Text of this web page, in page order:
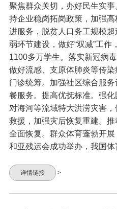
聚焦群众关切，办好民生实
持企业稳岗拓岗政策，加强
进服务，脱贫人口务工规模
弱环节建设，做好“双减”工作
1100多万学生。落实新冠病
做好流感、支原体肺炎等传
门诊统筹。加强社区综合服
餐服务。提高优抚标准。强
对海河等流域特大洪涝灾害
救援，加强灾后恢复重建。
全面恢复。群众体育蓬勃开
和亚残运会成功举办，我国体
详情链接 >